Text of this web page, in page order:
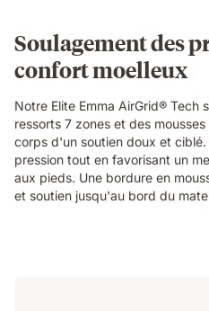
foam
layer
of
the
Emma
Original
Elite
mattress,
demonstrating
Soulagement des
confort moelleux
Notre Elite Emma AirGrid® Tech
ressorts 7 zones et des
corps d'un soutien doux et
pression tout en favorisant un
aux pieds. Une bordure en
et soutien jusqu'au bord du